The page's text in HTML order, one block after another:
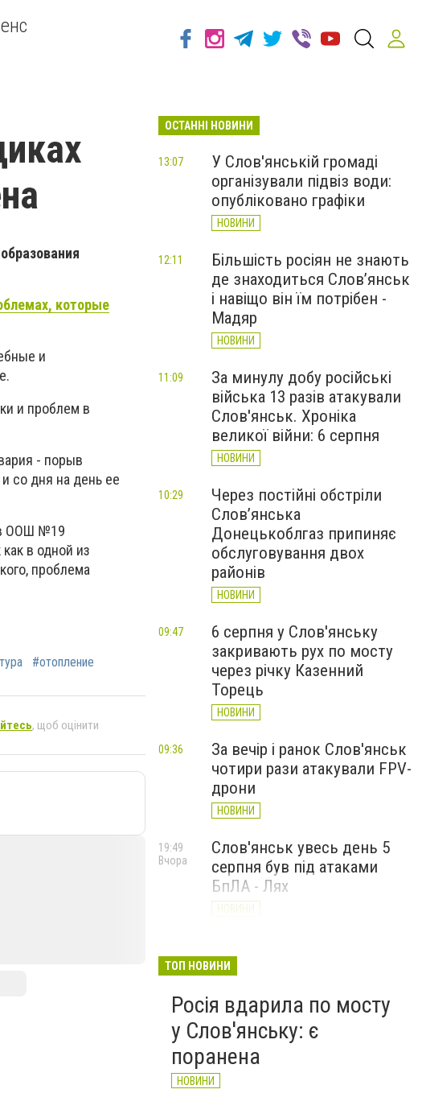
которые
и
и проблем в
- порыв
со дня на день ее
в ООШ №19
в одной из
проблема
#отопление
, щоб оцінити
ОСТАННІ НОВИНИ
У Слов'янській громаді
організували підвіз води:
опубліковано графіки
НОВИНИ
13:07
Більшість росіян не знають
де знаходиться Слов’янськ
і навіщо він їм потрібен -
Мадяр
НОВИНИ
12:11
За минулу добу російські
війська 13 разів атакували
Слов'янськ. Хроніка
великої війни: 6 серпня
НОВИНИ
11:09
Через постійні обстріли
Слов’янська
Донецькоблгаз припиняє
обслуговування двох
районів
НОВИНИ
10:29
6 серпня у Слов'янську
закривають рух по мосту
через річку Казенний
Торець
НОВИНИ
09:47
За вечір і ранок Слов'янськ
чотири рази атакували FPV-
дрони
НОВИНИ
09:36
Слов'янськ увесь день 5
серпня був під атаками
БпЛА - Лях
НОВИНИ
19:49
Вчора
БПЛа влучив у
центрі міста (ФОТО)
НОВИНИ
Вчора
ТОП НОВИНИ
Росія вдарила по мосту
у Слов'янську: є
поранена
НОВИНИ